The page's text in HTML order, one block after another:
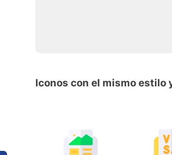
Iconos con el mismo estilo